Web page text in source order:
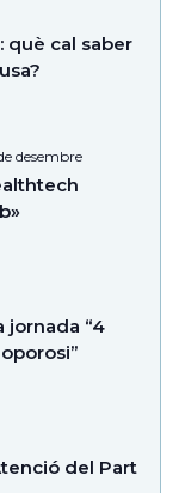
què cal saber
desembre
jornada “4
del Part